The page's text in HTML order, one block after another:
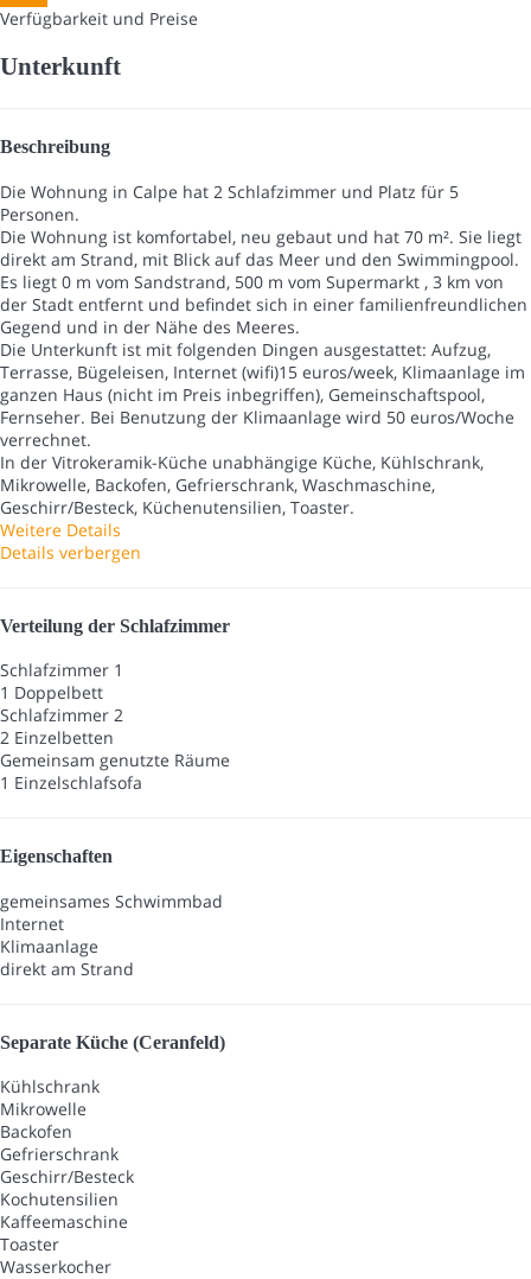
Verfügbarkeit und Preise
Unterkunft
Beschreibung
Die Wohnung in Calpe hat 2 Schlafzimmer und Platz für 5
Personen.
Die Wohnung ist komfortabel, neu gebaut und hat 70 m². Sie liegt
direkt am Strand, mit Blick auf das Meer und den Swimmingpool.
Es liegt 0 m vom Sandstrand, 500 m vom Supermarkt , 3 km von
der Stadt entfernt und befindet sich in einer familienfreundlichen
Gegend und in der Nähe des Meeres.
Die Unterkunft ist mit folgenden Dingen ausgestattet: Aufzug,
Terrasse, Bügeleisen, Internet (wifi)15 euros/week, Klimaanlage im
ganzen Haus (nicht im Preis inbegriffen), Gemeinschaftspool,
Fernseher. Bei Benutzung der Klimaanlage wird 50 euros/Woche
verrechnet.
In der Vitrokeramik-Küche unabhängige Küche, Kühlschrank,
Mikrowelle, Backofen, Gefrierschrank, Waschmaschine,
Geschirr/Besteck, Küchenutensilien, Toaster.
Weitere Details
Details verbergen
Verteilung der Schlafzimmer
Schlafzimmer 1
1 Doppelbett
Schlafzimmer 2
2 Einzelbetten
Gemeinsam genutzte Räume
1 Einzelschlafsofa
Eigenschaften
gemeinsames Schwimmbad
Internet
Klimaanlage
direkt am Strand
Separate Küche (Ceranfeld)
Kühlschrank
Mikrowelle
Backofen
Gefrierschrank
Geschirr/Besteck
Kochutensilien
Kaffeemaschine
Toaster
Wasserkocher